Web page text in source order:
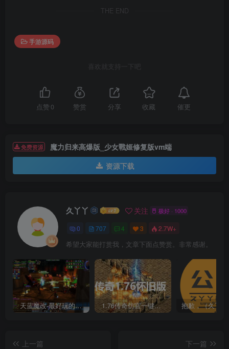
THE END
手游源码
喜欢就支持一下吧
点赞 0 赞赏 分享 收藏 催更
免费资源
魔力归来高爆版_少女戰姬修复版vm端
资源下载
久丫丫 关注 极好 · 1000
0 707 4 3 2.7W+
希望大家能打赏我，文章下面点赞赏。非常感谢。
天蓝魔改-最好玩的魔兽世界巫妖王V335精品单机端【最智能的机器人】 1.76传奇仿官一键启动无后台和辅助究极肝传奇
上一篇
下一篇